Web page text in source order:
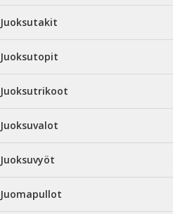
Juoksutakit
Juoksutopit
Juoksutrikoot
Juoksuvalot
Juoksuvyöt
Juomapullot